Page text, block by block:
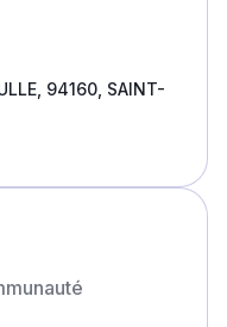
94160, SAINT-